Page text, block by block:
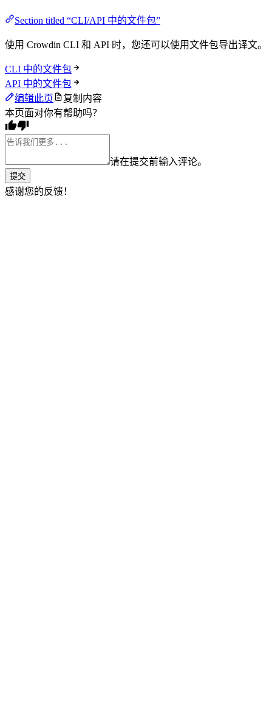
Section titled “CLI/API 中的文件包”
使用 Crowdin CLI 和 API 时，您还可以使用文件包导出译文。
CLI 中的文件包
API 中的文件包
编辑此页
复制内容
本页面对你有帮助吗？
请在提交前输入评论。
提交
感谢您的反馈！